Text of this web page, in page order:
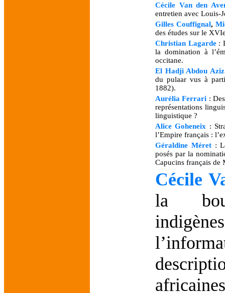
Cécile Van den
entretien avec Louis-
Gilles Couffignal,
des études sur le
Christian Lagarde:
la domination à
occitane.
El Hadji Abdou
du pulaar vus à
1882).
Aurélia Ferrari :
représentations
linguistique ?
Alice Goheneix :
l’Empire français :
Géraldine Méret:
posés par la
Capucins français de
Cécile
la